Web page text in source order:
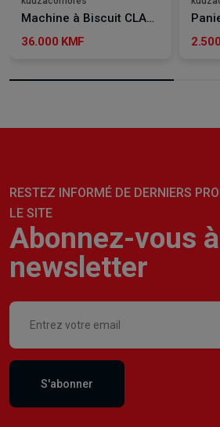
Machine à Biscuit CLASSY TOUCH CT-1860
36.000 KMF
RESTEZ INFORMÉ DE DERNIERS
LE SITE
Abonnez-vous
newsletter
S'abonner